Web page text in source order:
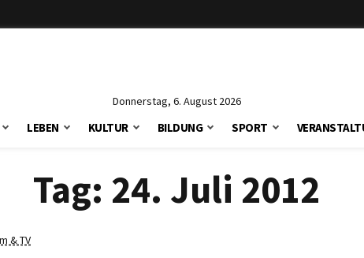
Donnerstag, 6. August 2026
LEBEN KULTUR BILDUNG SPORT
Tag: 24. Juli 2012
& TV